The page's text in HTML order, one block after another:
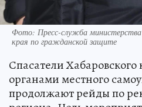
Фото: Пресс-служба министерства
края по гражданской защите
Спасатели Хабаровского
органами местного
продолжают рейды по